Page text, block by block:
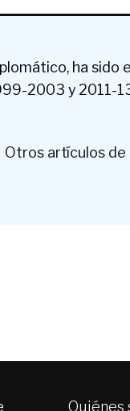
ha sido
2003 y 2011-
artículos de
Quiénes